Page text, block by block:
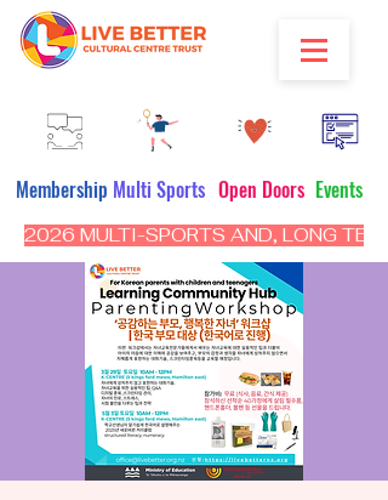
Multi Sports Open Doors Events
Membership
2026 MULTI-SPORTS AND, LONG